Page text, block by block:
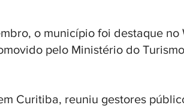
o município foi destaque no
pelo Ministério do
Curitiba, reuniu gestores